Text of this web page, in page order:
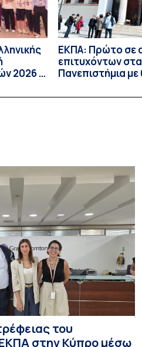
2026 –
ΕΚΠΑ: Πρώτο σε
επιτυχόντων
Πανεπιστήμια
επιλογή για τους
του
στην Κύπρο μέσω